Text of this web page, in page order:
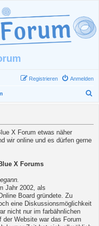
Anmelden
Registrieren
X Forum etwas näher
wir online und es dürfen gerne
X Forums
Jahr 2002, als
Board gründete. Zu
eine Diskussionsmöglichkeit
nicht nur im farbähnlichen
Website war das Forum